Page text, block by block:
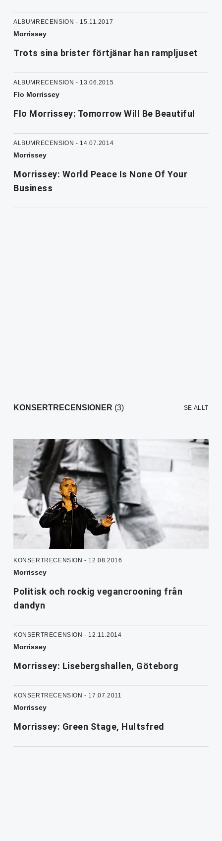
ALBUMRECENSION - 15.11.2017
Morrissey
Trots sina brister förtjänar han rampljuset
ALBUMRECENSION - 13.06.2015
Flo Morrissey
Flo Morrissey: Tomorrow Will Be Beautiful
ALBUMRECENSION - 14.07.2014
Morrissey
Morrissey: World Peace Is None Of Your
Business
KONSERTRECENSIONER (3) SE ALLT
KONSERTRECENSION - 12.08.2016
Morrissey
Politisk och rockig vegancrooning från
dandyn
KONSERTRECENSION - 12.11.2014
Morrissey
Morrissey: Lisebergshallen, Göteborg
KONSERTRECENSION - 17.07.2011
Morrissey
Morrissey: Green Stage, Hultsfred